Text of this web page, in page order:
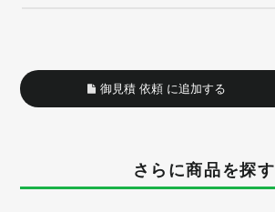
御見積 依頼 に追加する
さらに商品を探す